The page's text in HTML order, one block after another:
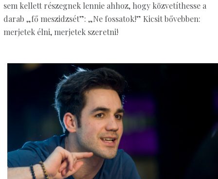
sem kellett részegnek lennie ahhoz, hogy közvetíthesse a
darab „fő meszidzsét”: „Ne fossatok!” Kicsit bővebben:
merjetek élni, merjetek szeretni!